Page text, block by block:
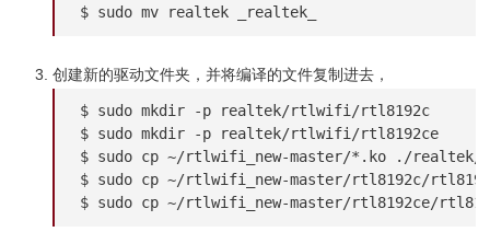
$ sudo mv realtek _realtek_
创建新的驱动文件夹，并将编译的文件复制进去，
$ sudo mkdir -p realtek/rtlwifi/rtl8192c
$ sudo mkdir -p realtek/rtlwifi/rtl8192ce
$ sudo cp ~/rtlwifi_new-master/*.ko ./
$ sudo cp ~/rtlwifi_new-master/rtl8192c/
$ sudo cp ~/rtlwifi_new-master/rtl8192ce/